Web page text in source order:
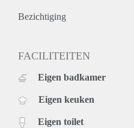
Bezichtiging
FACILITEITEN
Eigen badkamer
Eigen keuken
Eigen toilet